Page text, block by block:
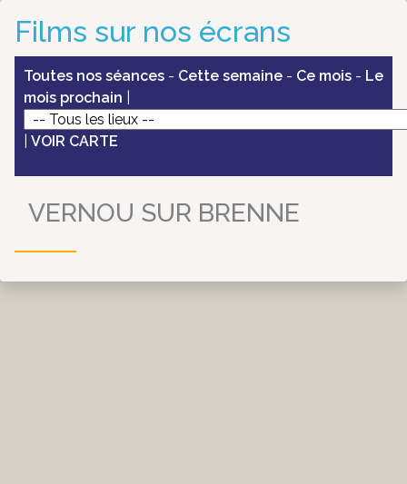
Films sur nos écrans
Toutes nos séances - Cette semaine - Ce mois - Le
mois prochain
VOIR CARTE
VERNOU SUR BRENNE